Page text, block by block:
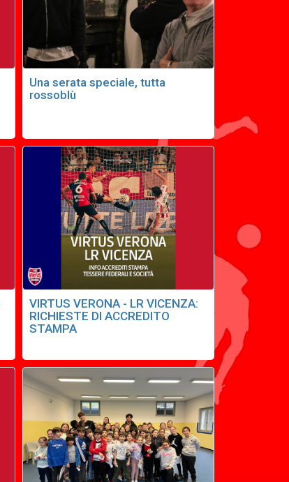
Una serata speciale, tutta
rossoblù
VIRTUS VERONA - LR VICENZA:
RICHIESTE DI ACCREDITO
STAMPA